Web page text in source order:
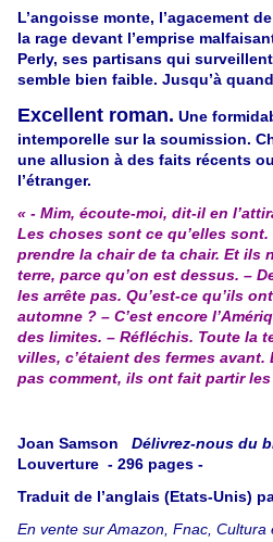
L’angoisse monte, l’agacement
la rage devant l’emprise
Perly, ses partisans qui
semble bien faible. Jusqu’à
Excellent roman. Une
intemporelle sur la soumission.
une allusion à des faits récents
l’étranger.
« - Mim, écoute-moi, dit-il en
Les choses sont ce qu’elles
prendre la chair de ta chair. Et ils
terre, parce qu’on est dessus. –
les arrête pas. Qu’est-ce qu’ils
automne ? – C’est encore
des limites. – Réfléchis. Toute la
villes, c’étaient des fermes avant.
pas comment, ils ont fait partir les
Joan Samson Délivrez-nous du
Louverture - 296 pages -
Traduit de l’anglais (Etats-Unis)
En vente sur Amazon, Fnac, Cultura